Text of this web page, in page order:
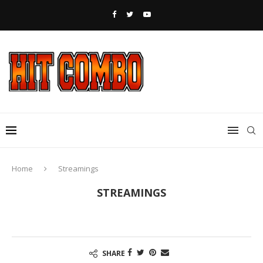
Home Streamings
STREAMINGS
SHARE